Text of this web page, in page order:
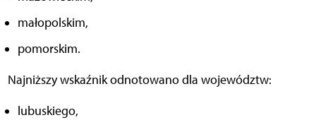
małopolskim,
pomorskim.
Najniższy wskaźnik odnotowano dla województw:
lubuskiego,